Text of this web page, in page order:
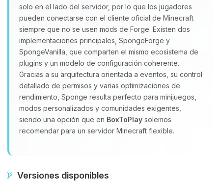
solo en el lado del servidor, por lo que los jugadores
pueden conectarse con el cliente oficial de Minecraft
siempre que no se usen mods de Forge. Existen dos
implementaciones principales, SpongeForge y
SpongeVanilla, que comparten el mismo ecosistema de
plugins y un modelo de configuración coherente.
Gracias a su arquitectura orientada a eventos, su control
detallado de permisos y varias optimizaciones de
rendimiento, Sponge resulta perfecto para minijuegos,
modos personalizados y comunidades exigentes,
siendo una opción que en BoxToPlay solemos
recomendar para un servidor Minecraft flexible.
Versiones disponibles
hablar! Soy Choupy, tu pequeno
asistente de BoxToPlay. Cuentame
que necesitas y moveré mis
pequenos circuitos para ayudarte.
07/08/2026 22:20